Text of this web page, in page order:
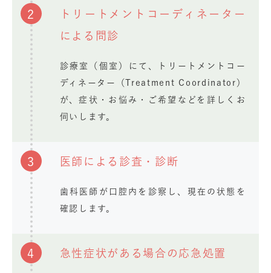
2
トリートメントコーディネーター
による問診
診療室（個室）にて、トリートメントコー
ディネーター（Treatment Coordinator）
が、症状・お悩み・ご希望などを詳しくお
伺いします。
3 医師による診査・診断
歯科医師が口腔内を診察し、現在の状態を
確認します。
4 急性症状がある場合の応急処置